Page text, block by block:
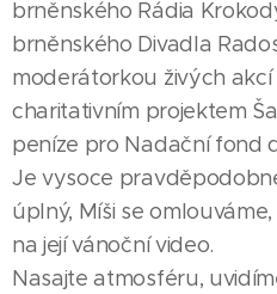
brněnského Rádia
brněnského Divadla
moderátorkou živých
charitativním projektem
peníze pro Nadační fond
Je vysoce
úplný, Míši se
na její vánoční video.
Nasajte atmosféru,